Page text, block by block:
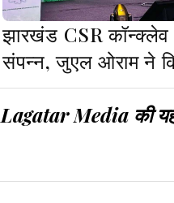
झारखंड CSR
संपन्न, जुएल ओराम ने
वितरण
Lagatar Media की